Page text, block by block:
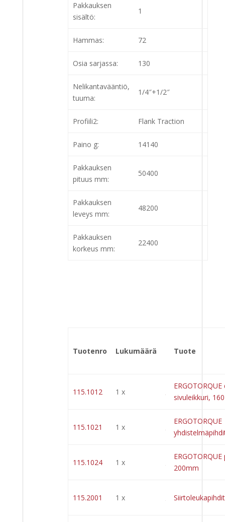
Pakkauksen
sisältö:
1
Hammas: 72
Osia sarjassa: 130
Nelikantavääntiö,
tuuma:
1/4″+1/2″
Profiili2: Flank Traction
Paino g: 14140
Pakkauksen
pituus mm:
50400
Pakkauksen
leveys mm:
48200
Pakkauksen
korkeus mm:
22400
Tuotenro Lukumäärä Tuote
115.1012 1 x
sivuleikkuri,
115.1021 1 x
ERGOTORQUE
115.1024 1 x
200mm
115.2001 1 x